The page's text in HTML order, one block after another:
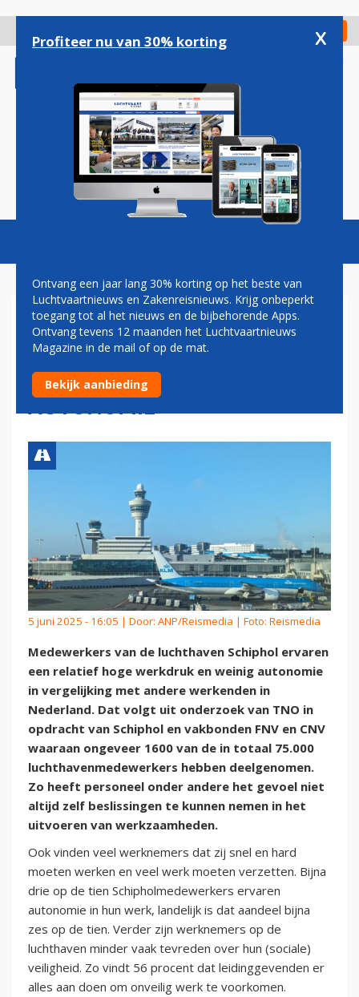
gaan
Check in
Magazine Podcasts Vacatures
ONDERZOEK: PERSONEEL
SCHIPHOL ERVAART HOGE
WERKDRUK EN WEINIG
AUTONOMIE
5 juni 2025 - 16:05 | Door: ANP/Reismedia | Foto: Reismedia
Medewerkers van de luchthaven Schiphol ervaren
een relatief hoge werkdruk en weinig autonomie
in vergelijking met andere werkenden in
Nederland. Dat volgt uit onderzoek van TNO in
opdracht van Schiphol en vakbonden FNV en CNV
waaraan ongeveer 1600 van de in totaal 75.000
luchthavenmedewerkers hebben deelgenomen.
Zo heeft personeel onder andere het gevoel niet
altijd zelf beslissingen te kunnen nemen in het
uitvoeren van werkzaamheden.
Ook vinden veel werknemers dat zij snel en hard
moeten werken en veel werk moeten verzetten. Bijna
drie op de tien Schipholmedewerkers ervaren
autonomie in hun werk, landelijk is dat aandeel bijna
zes op de tien. Verder zijn werknemers op de
luchthaven minder vaak tevreden over hun (sociale)
veiligheid. Zo vindt 56 procent dat leidinggevenden er
alles aan doen om onveilig werk te voorkomen.
Profiteer nu van 30% korting x
Ontvang een jaar lang 30% korting op het beste van
Luchtvaartnieuws en Zakenreisnieuws. Krijg onbeperkt
toegang tot al het nieuws en de bijbehorende Apps.
Ontvang tevens 12 maanden het Luchtvaartnieuws
Magazine in de mail of op de mat.
Bekijk aanbieding